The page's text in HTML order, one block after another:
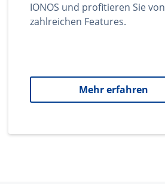
IONOS und profitieren Sie von
zahlreichen Features.
Mehr erfahren